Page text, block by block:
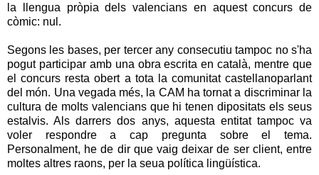
la llengua pròpia dels valencians en aquest concurs de
còmic: nul.
Segons les bases, per tercer any consecutiu tampoc no s'ha
pogut participar amb una obra escrita en català, mentre que
el concurs resta obert a tota la comunitat castellanoparlant
del món. Una vegada més, la CAM ha tornat a discriminar la
cultura de molts valencians que hi tenen dipositats els seus
estalvis. Als darrers dos anys, aquesta entitat tampoc va
voler respondre a cap pregunta sobre el tema.
Personalment, he de dir que vaig deixar de ser client, entre
moltes altres raons, per la seua política lingüística.